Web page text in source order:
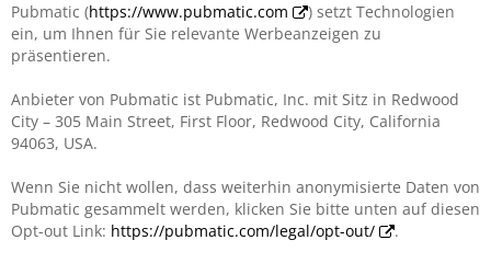
Pubmatic (https://www.pubmatic.com
) setzt Technologien
ein, um Ihnen für Sie relevante Werbeanzeigen zu
präsentieren.
Anbieter von Pubmatic ist Pubmatic, Inc. mit Sitz in Redwood
City – 305 Main Street, First Floor, Redwood City, California
94063, USA.
Wenn Sie nicht wollen, dass weiterhin anonymisierte Daten von
Pubmatic gesammelt werden, klicken Sie bitte unten auf diesen
Opt-out Link: https://pubmatic.com/legal/opt-out/ .